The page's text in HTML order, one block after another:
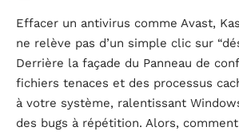
Effacer un antivirus comme Avast,
ne relève pas d’un simple clic sur
Derrière la façade du Panneau de
fichiers tenaces et des processus
à votre système, ralentissant
des bugs à répétition. Alors,